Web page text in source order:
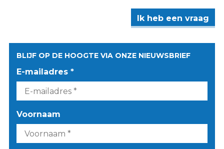
Ik heb een vraag
BLIJF OP DE HOOGTE VIA ONZE NIEUWSBRIEF
E-mailadres *
Voornaam